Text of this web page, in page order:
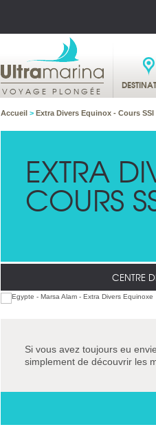
VOYAGE PLONGÉE
Accueil > Extra Divers Equinox - Cours SSI
EXTRA
COURS
CENTRE
Si vous avez toujours eu
simplement de découvrir les